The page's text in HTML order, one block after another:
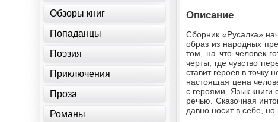
Описание
Сборник «Русалка»
образ из народных
том, на что человек
черты, где чувство
ставит героев в точку
настоящая цена
с героями. Язык книги
речью. Сказочная
давно носит в себе, но
Обзоры книг
Попаданцы
Поэзия
Приключения
Проза
Романы